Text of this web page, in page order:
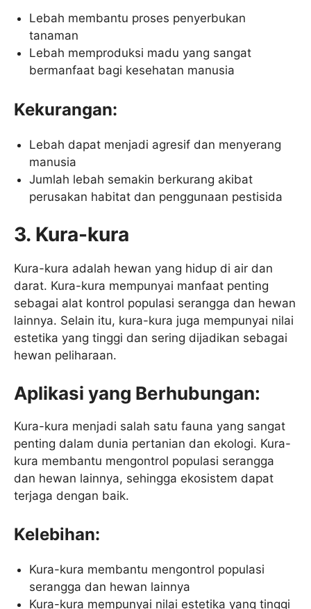
Lebah membantu proses penyerbukan
tanaman
Lebah memproduksi madu yang sangat
bermanfaat bagi kesehatan manusia
Kekurangan:
Lebah dapat menjadi agresif dan menyerang
manusia
Jumlah lebah semakin berkurang akibat
perusakan habitat dan penggunaan pestisida
3. Kura-kura
Kura-kura adalah hewan yang hidup di air dan
darat. Kura-kura mempunyai manfaat penting
sebagai alat kontrol populasi serangga dan hewan
lainnya. Selain itu, kura-kura juga mempunyai nilai
estetika yang tinggi dan sering dijadikan sebagai
hewan peliharaan.
Aplikasi yang Berhubungan:
Kura-kura menjadi salah satu fauna yang sangat
penting dalam dunia pertanian dan ekologi. Kura-
kura membantu mengontrol populasi serangga
dan hewan lainnya, sehingga ekosistem dapat
terjaga dengan baik.
Kelebihan:
Kura-kura membantu mengontrol populasi
serangga dan hewan lainnya
Kura-kura mempunyai nilai estetika yang tinggi